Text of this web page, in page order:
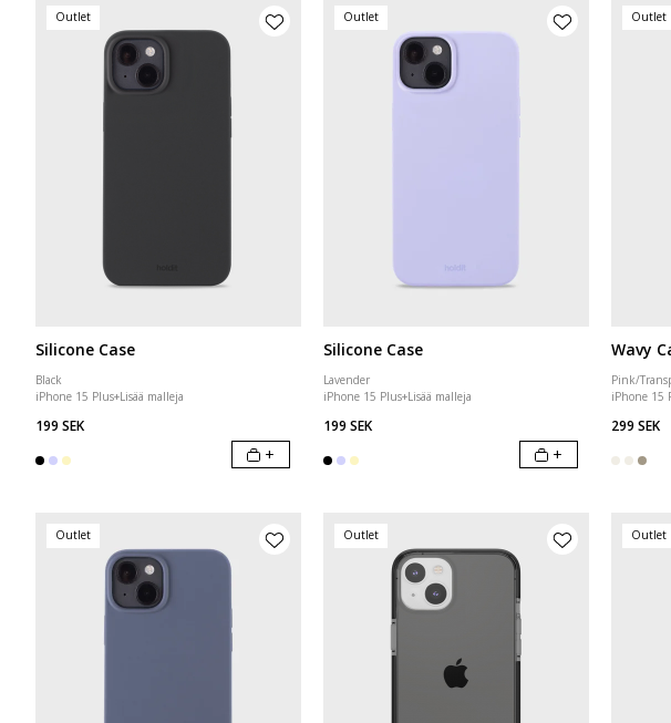
Outlet
Silicone Case
Black
iPhone 15 Plus+Lisää malleja
199 SEK
+
Outlet
Silicone Case
Lavender
iPhone 15 Plus+Lisää malleja
199 SEK
+
Outlet
Wavy
Pink/
iPhone 15
299 SEK
Outlet Outlet Outlet